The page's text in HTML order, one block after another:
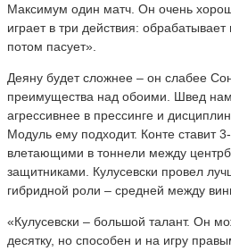
Максимум один матч. Он очень
играет в три действия:
потом пасует».
Деяну будет сложнее – он слабее
преимущества над обоими. Швед
агрессивнее в прессинге и
Модуль ему подходит. Конте ставит
влетающими в тоннели между
защитниками. Кулусевски провел
гибридной роли – средней между
«Кулусевски – большой талант. Он
десятку, но способен и на игру